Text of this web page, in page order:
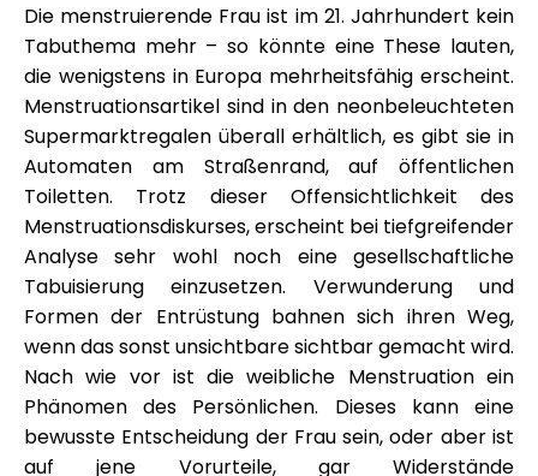
Die menstruierende Frau ist im 21. Jahrhundert kein
Tabuthema mehr – so könnte eine These lauten,
die wenigstens in Europa mehrheitsfähig erscheint.
Menstruationsartikel sind in den neonbeleuchteten
Supermarktregalen überall erhältlich, es gibt sie in
Automaten am Straßenrand, auf öffentlichen
Toiletten. Trotz dieser Offensichtlichkeit des
Menstruationsdiskurses, erscheint bei tiefgreifender
Analyse sehr wohl noch eine gesellschaftliche
Tabuisierung einzusetzen. Verwunderung und
Formen der Entrüstung bahnen sich ihren Weg,
wenn das sonst unsichtbare sichtbar gemacht wird.
Nach wie vor ist die weibliche Menstruation ein
Phänomen des Persönlichen. Dieses kann eine
bewusste Entscheidung der Frau sein, oder aber ist
auf jene Vorurteile, gar Widerstände